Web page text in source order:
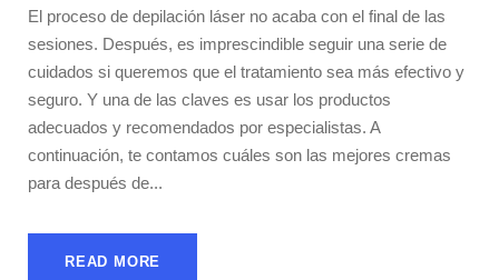
El proceso de depilación láser no acaba con el final de las
sesiones. Después, es imprescindible seguir una serie de
cuidados si queremos que el tratamiento sea más efectivo y
seguro. Y una de las claves es usar los productos
adecuados y recomendados por especialistas. A
continuación, te contamos cuáles son las mejores cremas
para después de...
READ MORE